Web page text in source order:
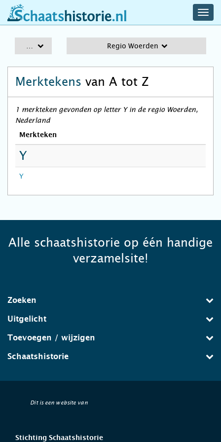
schaatshistorie.nl
Regio Woerden
Merktekens van A tot Z
1 merkteken gevonden op letter Y in de regio Woerden,
Nederland
Merkteken
Y
Y
Alle schaatshistorie op één handige
verzamelsite!
Zoeken
Uitgelicht
Toevoegen / wijzigen
Schaatshistorie
Dit is een website van
Stichting Schaatshistorie